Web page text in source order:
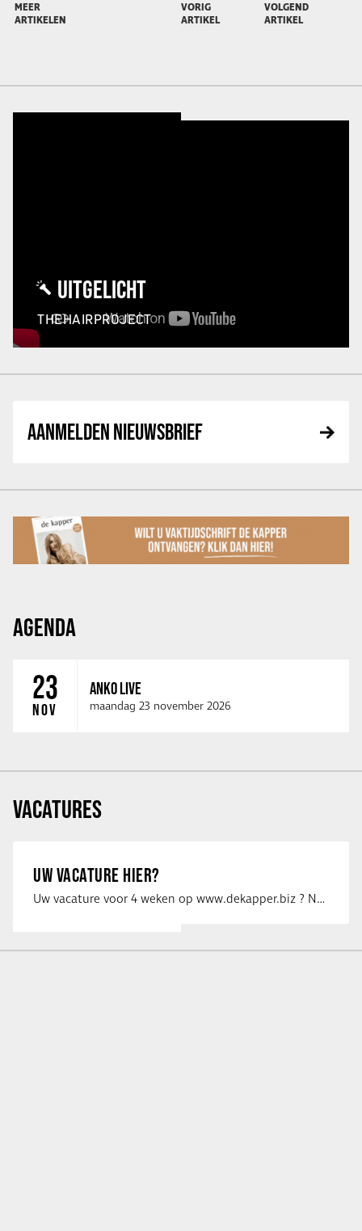
MEER
ARTIKELEN
VORIG
ARTIKEL
VOLGEND
ARTIKEL
UITGELICHT
THEHAIRPROJECT
AANMELDEN NIEUWSBRIEF
AGENDA
23
NOV
ANKO LIVE
maandag 23 november 2026
VACATURES
UW VACATURE HIER?
Uw vacature voor 4 weken op www.dekapper.biz ? Neem dan contact op met Maaike …